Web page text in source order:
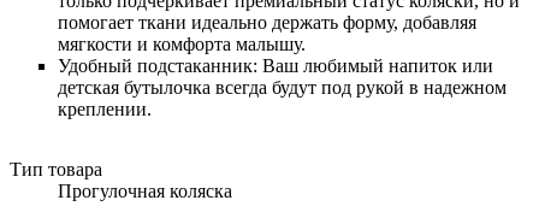
помогает ткани идеально держать форму, добавляя
мягкости и комфорта малышу.
Удобный подстаканник: Ваш любимый напиток или
детская бутылочка всегда будут под рукой в надежном
креплении.
Тип товара
Прогулочная коляска